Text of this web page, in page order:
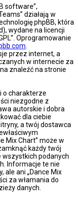
software”,
działają w
phpBB, która
wydane na licencji
Oprogramowanie
przez internet, a
w internecie za
znaleźć na stronie
o charakterze
niezgodne z
autorskie i dobra
dla ciebie
a twój dostawca
Mix Chart” może w
każdy twój
wszystkich podanych
Informacje te nie
ale ani „Dance Mix
za włamania do
danych.